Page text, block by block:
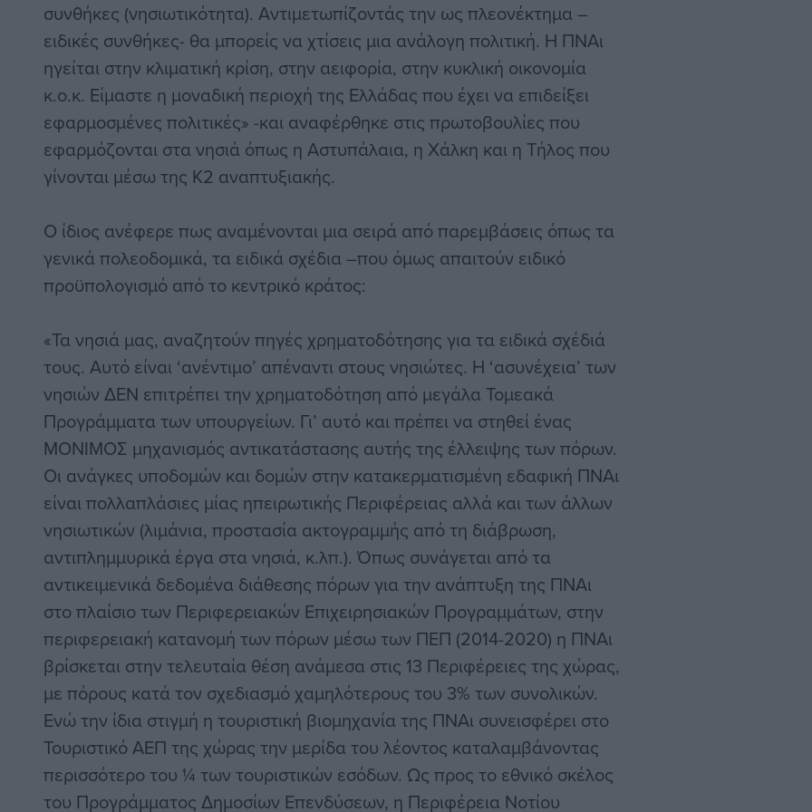
συνθήκες (νησιωτικότητα). Αντιμετωπίζοντάς την ως πλεονέκτημα –
ειδικές συνθήκες- θα μπορείς να χτίσεις μια ανάλογη πολιτική. Η ΠΝΑι
ηγείται στην κλιματική κρίση, στην αειφορία, στην κυκλική οικονομία
κ.ο.κ. Είμαστε η μοναδική περιοχή της Ελλάδας που έχει να επιδείξει
εφαρμοσμένες πολιτικές» -και αναφέρθηκε στις πρωτοβουλίες που
εφαρμόζονται στα νησιά όπως η Αστυπάλαια, η Χάλκη και η Τήλος που
γίνονται μέσω της Κ2 αναπτυξιακής.
Ο ίδιος ανέφερε πως αναμένονται μια σειρά από παρεμβάσεις όπως τα
γενικά πολεοδομικά, τα ειδικά σχέδια –που όμως απαιτούν ειδικό
προϋπολογισμό από το κεντρικό κράτος:
«Τα νησιά μας, αναζητούν πηγές χρηματοδότησης για τα ειδικά σχέδιά
τους. Αυτό είναι ‘ανέντιμο’ απέναντι στους νησιώτες. Η ‘ασυνέχεια’ των
νησιών ΔΕΝ επιτρέπει την χρηματοδότηση από μεγάλα Τομεακά
Προγράμματα των υπουργείων. Γι’ αυτό και πρέπει να στηθεί ένας
ΜΟΝΙΜΟΣ μηχανισμός αντικατάστασης αυτής της έλλειψης των πόρων.
Οι ανάγκες υποδομών και δομών στην κατακερματισμένη εδαφική ΠΝΑι
είναι πολλαπλάσιες μίας ηπειρωτικής Περιφέρειας αλλά και των άλλων
νησιωτικών (λιμάνια, προστασία ακτογραμμής από τη διάβρωση,
αντιπλημμυρικά έργα στα νησιά, κ.λπ.). Όπως συνάγεται από τα
αντικειμενικά δεδομένα διάθεσης πόρων για την ανάπτυξη της ΠΝΑι
στο πλαίσιο των Περιφερειακών Επιχειρησιακών Προγραμμάτων, στην
περιφερειακή κατανομή των πόρων μέσω των ΠΕΠ (2014-2020) η ΠΝΑι
βρίσκεται στην τελευταία θέση ανάμεσα στις 13 Περιφέρειες της χώρας,
με πόρους κατά τον σχεδιασμό χαμηλότερους του 3% των συνολικών.
Ενώ την ίδια στιγμή η τουριστική βιομηχανία της ΠΝΑι συνεισφέρει στο
Τουριστικό ΑΕΠ της χώρας την μερίδα του λέοντος καταλαμβάνοντας
περισσότερο του ¼ των τουριστικών εσόδων. Ως προς το εθνικό σκέλος
του Προγράμματος Δημοσίων Επενδύσεων, η Περιφέρεια Νοτίου